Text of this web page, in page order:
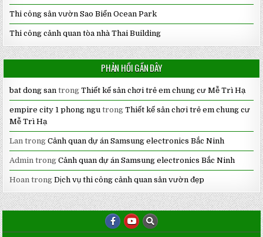
Thi công sân vườn Sao Biển Ocean Park
Thi công cảnh quan tòa nhà Thai Building
PHẢN HỒI GẦN ĐÂY
bat dong san trongThiết kế sân chơi trẻ em chung cư Mễ Trì Hạ
empire city 1 phong ngu trongThiết kế sân chơi trẻ em chung cư
Mễ Trì Hạ
Lan trongCảnh quan dự án Samsung electronics Bắc Ninh
Admin trongCảnh quan dự án Samsung electronics Bắc Ninh
Hoan trongDịch vụ thi công cảnh quan sân vườn đẹp